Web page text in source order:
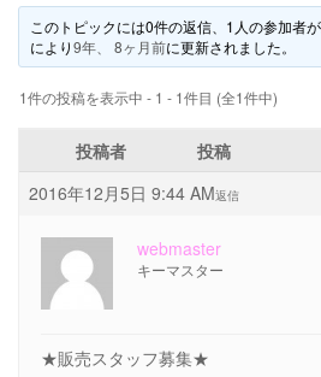
このトピックには0件の返信、1人の参加者
により9年、 8ヶ月前に更新されました。
1件の投稿を表示中 - 1 - 1件目 (全1件中)
投稿者
投稿
2016年12月5日 9:44 AM返信
webmaster
キーマスター
★販売スタッフ募集★